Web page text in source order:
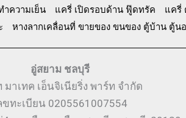
ำความเย็น แครี่ เปิดรอบด้าน ฟู๊ดทรัค แครี่
หางลากเคลื่อนที่ ขายของ ขนของ ตู้บ้าน ตู้น
อู่สยาม ชลบุรี
มาเทค เอ็นจิเนียริ่ง พาร์ท จำกัด
ขทะเบียน 0205561007554